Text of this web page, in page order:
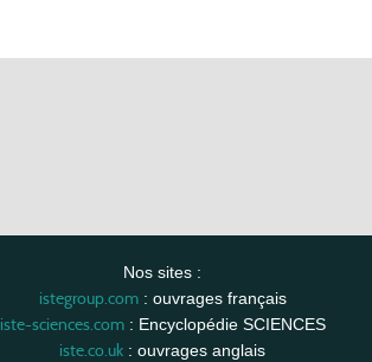
Nos sites :
istegroup.com: ouvrages français
iste-sciences.com: Encyclopédie SCIENCES
iste.co.uk : ouvrages anglais